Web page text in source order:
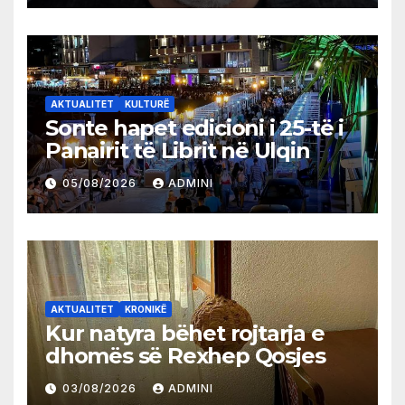
AKTUALITET KULTURË
Sonte hapet edicioni i 25-të i
Panairit të Librit në Ulqin
05/08/2026 ADMINI
AKTUALITET KRONIKË
Kur natyra bëhet rojtarja e
dhomës së Rexhep Qosjes
03/08/2026 ADMINI